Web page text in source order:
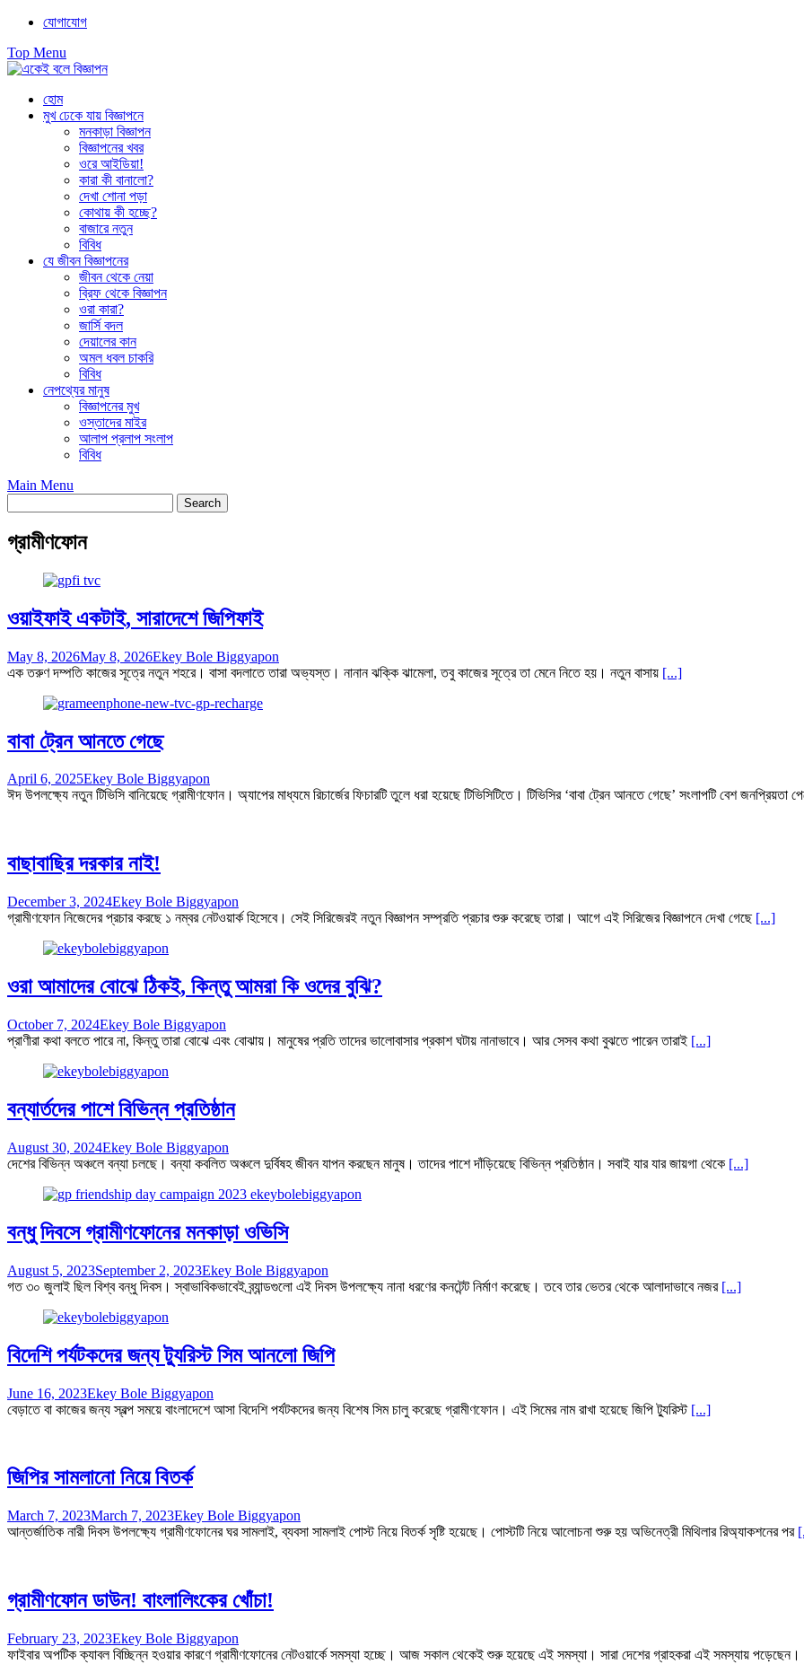
Skip
content
যোগাযোগ
Top Menu
হোম
মুখ ঢেকে যায় বিজ্ঞাপনে
মনকাড়া বিজ্ঞাপন
বিজ্ঞাপনের খবর
ওরে আইডিয়া!
কারা কী বানালো?
দেখা শোনা পড়া
কোথায় কী হচ্ছে?
বাজারে নতুন
বিবিধ
যে জীবন বিজ্ঞাপনের
জীবন থেকে নেয়া
ব্রিফ থেকে বিজ্ঞাপন
ওরা কারা?
জার্সি বদল
দেয়ালের কান
অমল ধবল চাকরি
বিবিধ
নেপথ্যের মানুষ
বিজ্ঞাপনের মুখ
ওস্তাদের মাইর
আলাপ প্রলাপ সংলাপ
বিবিধ
Main Menu
গ্রামীণফোন
ওয়াইফাই একটাই, সারাদেশে জিপিফাই
May 8, 2026May 8, 2026Ekey Bole Biggyapon
এক তরুণ দম্পতি কাজের সূত্রে নতুন শহরে। বাসা বদলাতে তারা অভ্যস্ত। নানান ঝক্কি ঝামেলা, তবু কাজের সূত্রে তা মেনে নিতে হয়। নতুন বাসায় [...]
বাবা ট্রেন আনতে গেছে
April 6, 2025Ekey Bole Biggyapon
ঈদ উপলক্ষ্যে নতুন টিভিসি বানিয়েছে গ্রামীণফোন। অ্যাপের মাধ্যমে রিচার্জের ফিচারটি তুলে ধরা হয়েছে টিভিসিটিতে। টিভিসির ‘বাবা ট্রেন আনতে গেছে’ সংলাপটি বেশ জনপ্রিয়তা
বাছাবাছির দরকার নাই!
December 3, 2024Ekey Bole Biggyapon
গ্রামীণফোন নিজেদের প্রচার করছে ১ নম্বর নেটওয়ার্ক হিসেবে। সেই সিরিজেরই নতুন বিজ্ঞাপন সম্প্রতি প্রচার শুরু করেছে তারা। আগে এই সিরিজের বিজ্ঞাপনে দেখা গেছে [...]
ওরা আমাদের বোঝে ঠিকই, কিন্তু আমরা কি ওদের বুঝি?
October 7, 2024Ekey Bole Biggyapon
প্রাণীরা কথা বলতে পারে না, কিন্তু তারা বোঝে এবং বোঝায়। মানুষের প্রতি তাদের ভালোবাসার প্রকাশ ঘটায় নানাভাবে। আর সেসব কথা বুঝতে পারেন তারাই [...]
বন্যার্তদের পাশে বিভিন্ন প্রতিষ্ঠান
August 30, 2024Ekey Bole Biggyapon
দেশের বিভিন্ন অঞ্চলে বন্যা চলছে। বন্যা কবলিত অঞ্চলে দুর্বিষহ জীবন যাপন করছেন মানুষ। তাদের পাশে দাঁড়িয়েছে বিভিন্ন প্রতিষ্ঠান। সবাই যার যার জায়গা থেকে [...]
বন্ধু দিবসে গ্রামীণফোনের মনকাড়া ওভিসি
August 5, 2023September 2, 2023Ekey Bole Biggyapon
গত ৩০ জুলাই ছিল বিশ্ব বন্ধু দিবস। স্বাভাবিকভাবেই ব্র্যান্ডগুলো এই দিবস উপলক্ষ্যে নানা ধরণের কনটেন্ট নির্মাণ করেছে। তবে তার ভেতর থেকে আলাদাভাবে নজর [...]
বিদেশি পর্যটকদের জন্য ট্যুরিস্ট সিম আনলো জিপি
June 16, 2023Ekey Bole Biggyapon
বেড়াতে বা কাজের জন্য স্বল্প সময়ে বাংলাদেশে আসা বিদেশি পর্যটকদের জন্য বিশেষ সিম চালু করেছে গ্রামীণফোন। এই সিমের নাম রাখা হয়েছে জিপি ট্যুরিস্ট [...]
জিপির সামলানো নিয়ে বিতর্ক
March 7, 2023March 7, 2023Ekey Bole Biggyapon
আন্তর্জাতিক নারী দিবস উপলক্ষ্যে গ্রামীণফোনের ঘর সামলাই, ব্যবসা সামলাই পোস্ট নিয়ে বিতর্ক সৃষ্টি হয়েছে। পোস্টটি নিয়ে আলোচনা শুরু হয় অভিনেত্রী মিথিলার রিঅ্যাকশনের পর
গ্রামীণফোন ডাউন! বাংলালিংকের খোঁচা!
February 23, 2023Ekey Bole Biggyapon
ফাইবার অপটিক ক্যাবল বিচ্ছিন্ন হওয়ার কারণে গ্রামীণফোনের নেটওয়ার্কে সমস্যা হচ্ছে। আজ সকাল থেকেই শুরু হয়েছে এই সমস্যা। সারা দেশের গ্রাহকরা এই সমস্যায় পড়েছেন।